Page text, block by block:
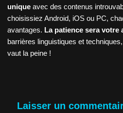
unique avec des contenus
choisissiez Android, iOS ou PC,
avantages. La patience sera votre
barrières linguistiques et
vaut la peine !
Laisser un